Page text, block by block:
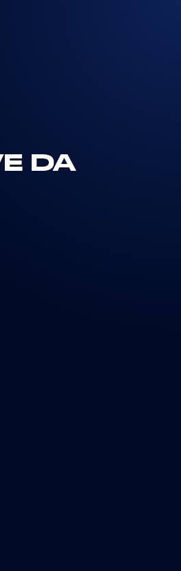
DA